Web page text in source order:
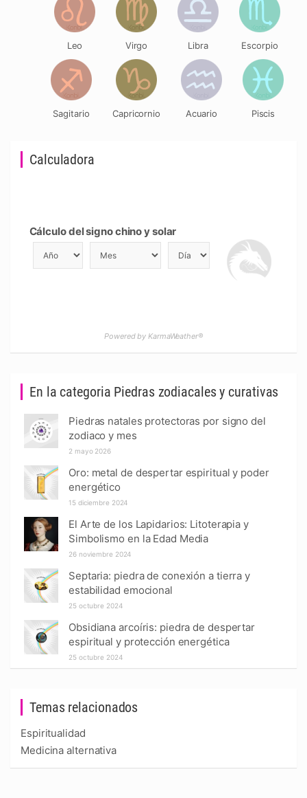
Temas relacionados
Espiritualidad
Medicina alternativa
En la categoria Piedras zodiacales y curativas
Piedras natales protectoras por signo del
zodiaco y mes
2 mayo 2026
Oro: metal de despertar espiritual y poder
energético
15 diciembre 2024
El Arte de los Lapidarios: Litoterapia y
Simbolismo en la Edad Media
26 noviembre 2024
Septaria: piedra de conexión a tierra y
estabilidad emocional
25 octubre 2024
Obsidiana arcoíris: piedra de despertar
espiritual y protección energética
25 octubre 2024
Calculadora
Cálculo del signo chino y solar
Powered by KarmaWeather®
Leo Virgo Libra Escorpio
Sagitario Capricornio Acuario Piscis